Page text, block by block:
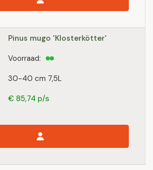
Pinus mugo 'Klosterkötter'
30-40 cm 7,5L
Voorraad:
€ 85,74 p/s